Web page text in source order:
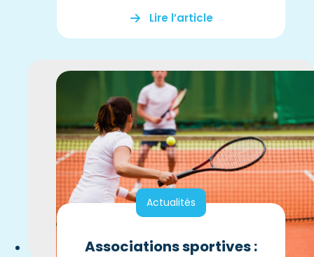
Lire l’article
Actualités
Associations sportives :